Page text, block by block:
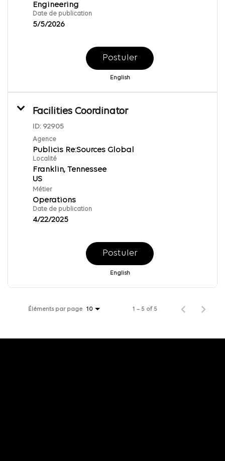
Engineering
Date de publication
5/5/2026
Postuler
English
Facilities Coordinator
ID: 92905
Agence
Publicis Re:Sources Global
Localité
Franklin, Tennessee
Métier
Operations
Date de publication
4/22/2025
Postuler
English
Éléments par page 10 1 – 5 of 5